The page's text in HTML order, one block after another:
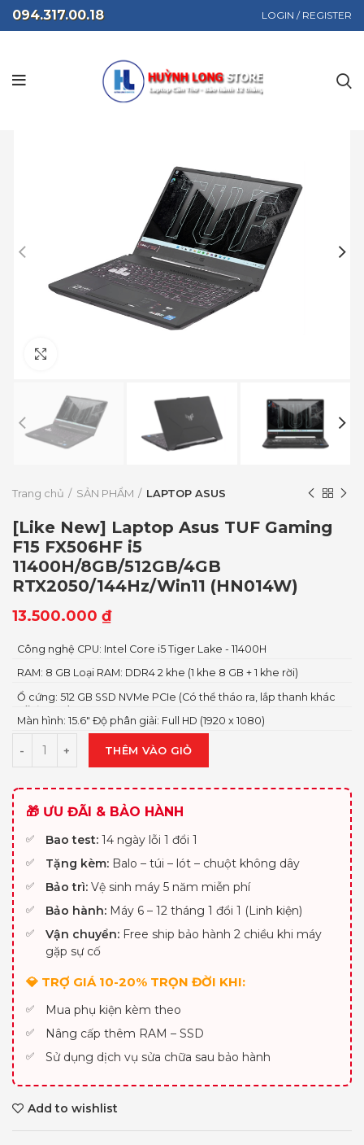
094.317.00.18 LOGIN / REGISTER
Trang chủ SẢN PHẨM LAPTOP ASUS
[Like New] Laptop Asus TUF Gaming
F15 FX506HF i5
11400H/8GB/512GB/4GB
RTX2050/144Hz/Win11 (HN014W)
13.500.000 ₫
Công nghệ CPU: Intel Core i5 Tiger Lake - 11400H
RAM: 8 GB Loại RAM: DDR4 2 khe (1 khe 8 GB + 1 khe rời)
Ổ cứng: 512 GB SSD NVMe PCIe (Có thể tháo ra, lắp thanh khác
tối đa 1 TB)
Màn hình: 15.6" Độ phân giải: Full HD (1920 x 1080)
THÊM VÀO GIỎ
🎁 ƯU ĐÃI & BẢO HÀNH
Bao test: 14 ngày lỗi 1 đổi 1
Tặng kèm: Balo – túi – lót – chuột không dây
Bảo trì: Vệ sinh máy 5 năm miễn phí
Bảo hành: Máy 6 – 12 tháng 1 đổi 1 (Linh kiện)
Vận chuyển: Free ship bảo hành 2 chiều khi máy
gặp sự cố
💎 TRỢ GIÁ 10-20% TRỌN ĐỜI KHI:
Mua phụ kiện kèm theo
Nâng cấp thêm RAM – SSD
Sử dụng dịch vụ sửa chữa sau bảo hành
Add to wishlist